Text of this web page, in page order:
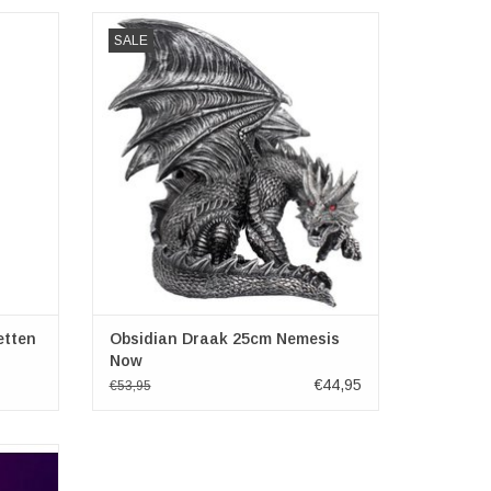
x
SALE
Dit tin-kleurige beest zit, alsof hij zijn
voorraad beschermt. Zijn hoofd is naar
rechts gedraaid als zijn doordringende rode
ogen zich op zijn prooi richten, terwijl zijn
vleugels hoog boven hem gespreid zijn.
Gegoten in de fijnste hars en daarna
zorgvul
TOEVOEGEN AAN WINKELWAGEN
Obsidian Draak 25cm Nemesis
Now
€53,95 €44,95
LED